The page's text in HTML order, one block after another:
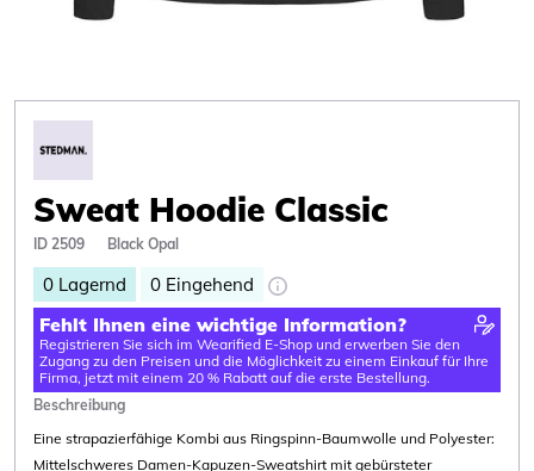
Sweat Hoodie Classic
ID 2509 Black Opal
0 Lagernd 0 Eingehend
Fehlt Ihnen eine wichtige Information?
Registrieren Sie sich im Wearified E-Shop und erwerben Sie den
Zugang zu den Preisen und die Möglichkeit zu einem Einkauf für Ihre
Firma, jetzt mit einem 20 % Rabatt auf die erste Bestellung.
Beschreibung
Eine strapazierfähige Kombi aus Ringspinn-Baumwolle und Polyester:
Mittelschweres Damen-Kapuzen-Sweatshirt mit gebürsteter